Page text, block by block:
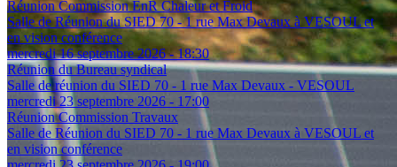
Réunion Commission EnR Chaleur et Froid
Salle de Réunion du SIED 70 - 1 rue Max Devaux à VESOUL et
en vision conférence
mercredi 16 septembre 2026 - 18:30
Réunion du Bureau syndical
Salle de réunion du SIED 70 - 1 rue Max Devaux - VESOUL
mercredi 23 septembre 2026 - 17:00
Réunion Commission Travaux
Salle de Réunion du SIED 70 - 1 rue Max Devaux à VESOUL et
en vision conférence